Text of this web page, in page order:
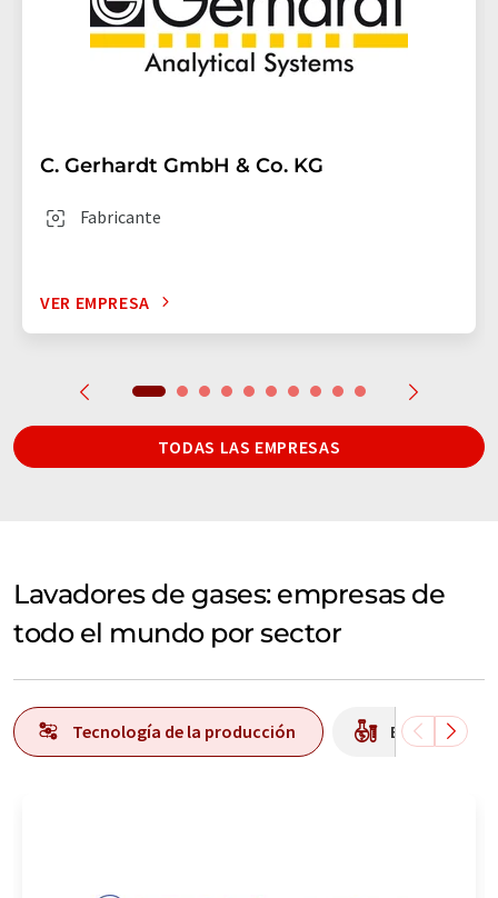
C. Gerhardt GmbH & Co. KG
Fabricante
VER EMPRESA
TODAS LAS EMPRESAS
Lavadores de gases: empresas de
todo el mundo por sector
Tecnología de la producción Equipos /